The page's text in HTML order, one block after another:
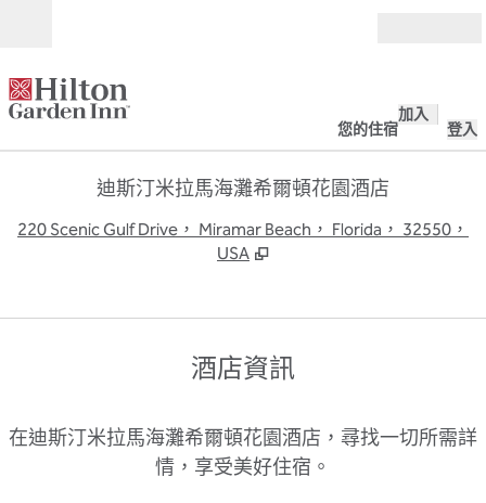
您的住宿
加入
登入
迪斯汀米拉馬海灘希爾頓花園酒店
220 Scenic Gulf Drive， Miramar Beach， Florida， 32550，
USA
酒店資訊
在迪斯汀米拉馬海灘希爾頓花園酒店，尋找一切所需詳
情，享受美好住宿。